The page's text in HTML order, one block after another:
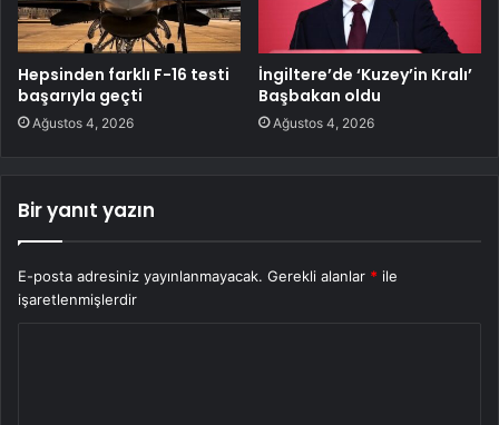
Hepsinden farklı F-16 testi
başarıyla geçti
Ağustos 4, 2026
İngiltere’de ‘Kuzey’in Kralı’
Başbakan oldu
Ağustos 4, 2026
Bir yanıt yazın
E-posta adresiniz yayınlanmayacak. Gerekli alanlar * ile
işaretlenmişlerdir